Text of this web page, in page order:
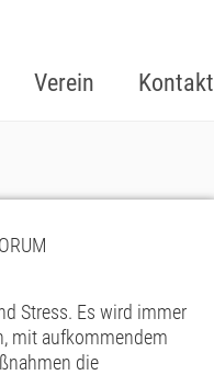
Verein Kontakt
Stress. Es wird immer
mit aufkommendem
die